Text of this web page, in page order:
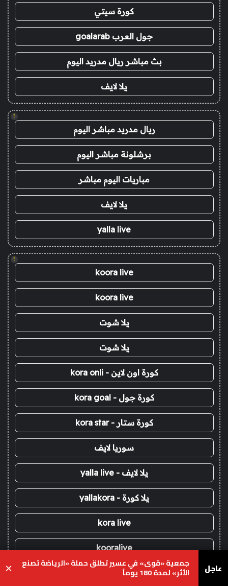
كورة سيتي
جول العرب goalarab
بث مباشر ريال مدريد اليوم
يلا لايف
!
ريال مدريد مباشر اليوم
برشلونة مباشر اليوم
مباريات اليوم مباشر
يلا لايف
yalla live
!
koora live
koora live
يلا شوت
يلا شوت
كورة اون لاين - kora onli
كورة جول - kora goal
كورة ستار - kora star
سوريا لايف
يلا لايف - yalla live
يلا كورة - yallakora
kora live
kooralive
koora 365 عاجل جمعية «قوى» في عسير تطلق حملة «الرياضة تصنع
الأثر» لمدة 180 يوماً ×